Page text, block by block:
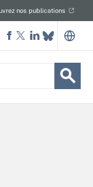
nos publications